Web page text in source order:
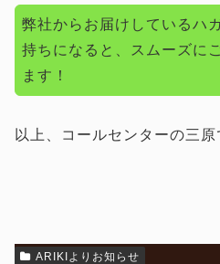
弊社からお届けしているハ
持ちになると、スムーズに
ます！
以上、コールセンターの三
ARIKIよりお知らせ